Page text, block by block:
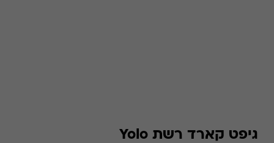
גיפט קארד רשת Yolo